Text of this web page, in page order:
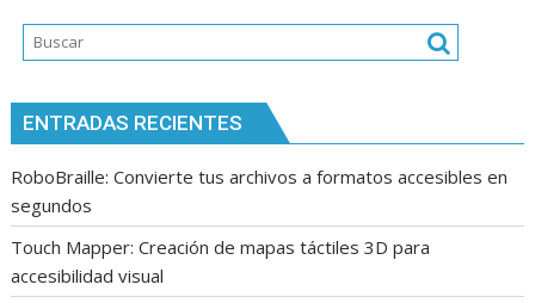
por
tema
ENTRADAS RECIENTES
RoboBraille: Convierte tus archivos a formatos accesibles en
segundos
Touch Mapper: Creación de mapas táctiles 3D para
accesibilidad visual